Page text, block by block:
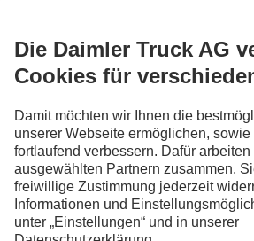
FOLLOW THE ROADSTARS.
Tausche jetzt Erfahrungen mit anderen
Truckern aus.